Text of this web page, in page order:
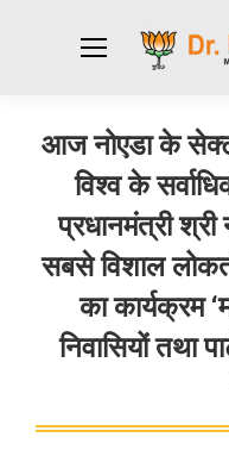
आज नोएडा के
विश्व के
प्रधानमंत्री श्री
सबसे विशाल
का कार्यक्रम
निवासियों तथा